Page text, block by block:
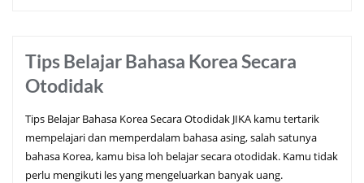
Tips Belajar Bahasa Korea Secara
Otodidak
Tips Belajar Bahasa Korea Secara Otodidak JIKA kamu tertarik
mempelajari dan memperdalam bahasa asing, salah satunya
bahasa Korea, kamu bisa loh belajar secara otodidak. Kamu tidak
perlu mengikuti les yang mengeluarkan banyak uang.